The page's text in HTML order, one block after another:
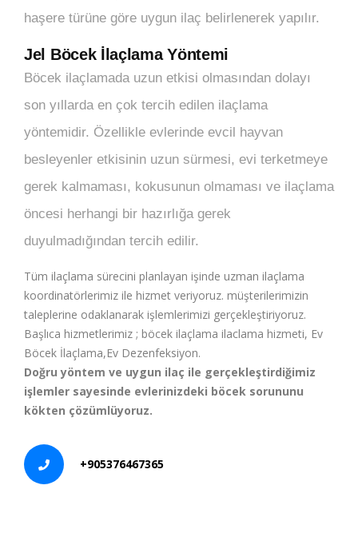
haşere türüne göre uygun ilaç belirlenerek yapılır.
Jel Böcek İlaçlama Yöntemi
Böcek ilaçlamada uzun etkisi olmasından dolayı
son yıllarda en çok tercih edilen ilaçlama
yöntemidir. Özellikle evlerinde evcil hayvan
besleyenler etkisinin uzun sürmesi, evi terketmeye
gerek kalmaması, kokusunun olmaması ve ilaçlama
öncesi herhangi bir hazırlığa gerek
duyulmadığından tercih edilir.
Tüm ilaçlama sürecini planlayan işinde uzman ilaçlama
koordinatörlerimiz ile hizmet veriyoruz. müşterilerimizin
taleplerine odaklanarak işlemlerimizi gerçekleştiriyoruz.
Başlıca hizmetlerimiz ; böcek ilaçlama ilaclama hizmeti, Ev
Böcek İlaçlama,Ev Dezenfeksiyon.
Doğru yöntem ve uygun ilaç ile gerçekleştirdiğimiz
işlemler sayesinde evlerinizdeki böcek sorununu
kökten çözümlüyoruz.
+905376467365